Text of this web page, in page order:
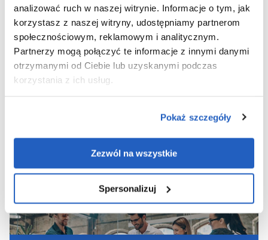
analizować ruch w naszej witrynie. Informacje o tym, jak
korzystasz z naszej witryny, udostępniamy partnerom
społecznościowym, reklamowym i analitycznym.
Partnerzy mogą połączyć te informacje z innymi danymi
otrzymanymi od Ciebie lub uzyskanymi podczas
korzystania z ich usług.
Pokaż szczegóły
Zezwól na wszystkie
Spersonalizuj
USŁUGI INFRASTRUKTURALNE
ZOBACZ WIĘCEJ